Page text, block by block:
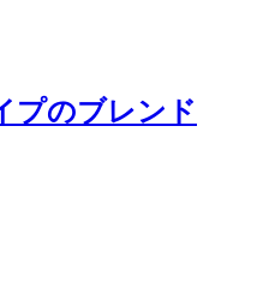
プのブレンド